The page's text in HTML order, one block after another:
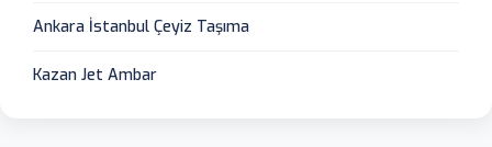
Ankara İstanbul Çeyiz Taşıma
Kazan Jet Ambar